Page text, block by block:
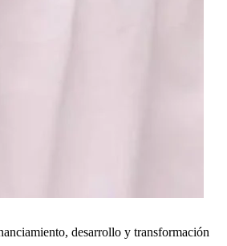
desarrollo y transformación